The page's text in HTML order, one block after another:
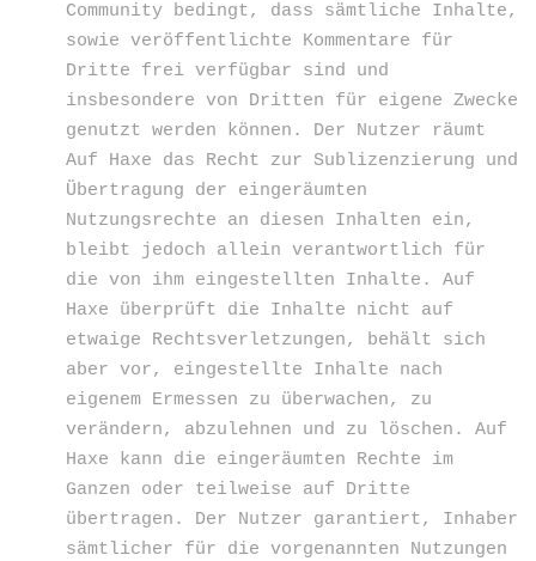
Community bedingt, dass sämtliche Inhalte,
sowie veröffentlichte Kommentare für
Dritte frei verfügbar sind und
insbesondere von Dritten für eigene Zwecke
genutzt werden können. Der Nutzer räumt
Auf Haxe das Recht zur Sublizenzierung und
Übertragung der eingeräumten
Nutzungsrechte an diesen Inhalten ein,
bleibt jedoch allein verantwortlich für
die von ihm eingestellten Inhalte. Auf
Haxe überprüft die Inhalte nicht auf
etwaige Rechtsverletzungen, behält sich
aber vor, eingestellte Inhalte nach
eigenem Ermessen zu überwachen, zu
verändern, abzulehnen und zu löschen. Auf
Haxe kann die eingeräumten Rechte im
Ganzen oder teilweise auf Dritte
übertragen. Der Nutzer garantiert, Inhaber
sämtlicher für die vorgenannten Nutzungen